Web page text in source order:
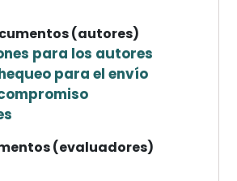
(autores)
para los autores
para el envío
(evaluadores)